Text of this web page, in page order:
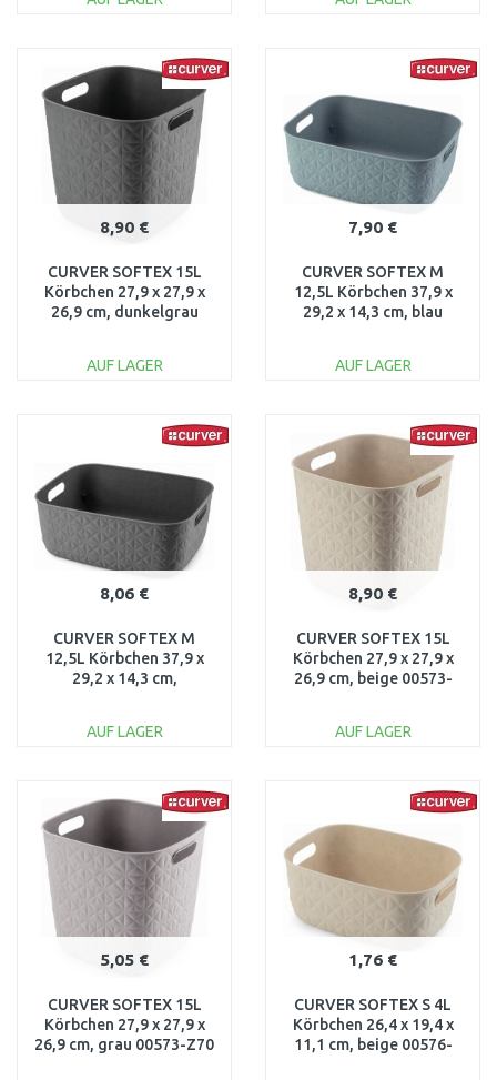
Vergleichen Vergleichen
8,90 €
CURVER SOFTEX 15L
Körbchen 27,9 x 27,9 x
26,9 cm, dunkelgrau
AUF LAGER
7,90 €
CURVER SOFTEX M
12,5L Körbchen 37,9 x
29,2 x 14,3 cm, blau
AUF LAGER
Vergleichen
8,06 €
CURVER SOFTEX M
12,5L Körbchen 37,9 x
29,2 x 14,3 cm,
AUF LAGER
Vergleichen
8,90 €
CURVER SOFTEX 15L
Körbchen 27,9 x 27,9 x
26,9 cm, beige 00573-
AUF LAGER
Vergleichen
5,05 €
CURVER SOFTEX 15L
Körbchen 27,9 x 27,9 x
26,9 cm, grau 00573-Z70
1,76 €
CURVER SOFTEX S 4L
Körbchen 26,4 x 19,4 x
11,1 cm, beige 00576-